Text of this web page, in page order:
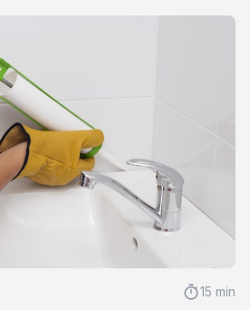
15 min